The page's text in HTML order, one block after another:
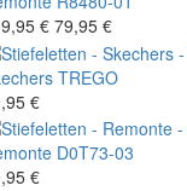
€ 79,95 €
TREGO
€
D0T73-03
€